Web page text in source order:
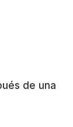
de una